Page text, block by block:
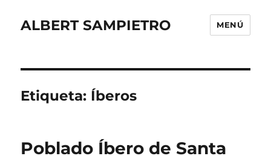
ALBERT SAMPIETRO MENÚ
Etiqueta: Íberos
Poblado Íbero de Santa